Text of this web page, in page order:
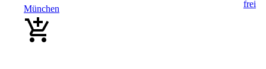
München